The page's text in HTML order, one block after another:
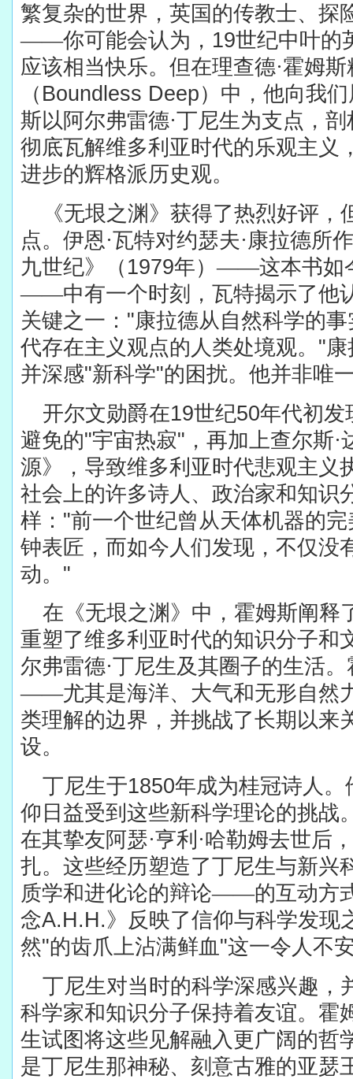
繁复杂的世界，英国的传教士、探
——你可能会认为， 19世纪中叶的
应该相当快乐。但在理查德·霍姆
（ Boundless Deep）中，他向我
斯以阿尔弗雷德·丁尼生为支点，
彻底瓦解维多利亚时代的乐观主义
进步的辉格派历史观。
《无垠之渊》获得了热烈好评
点。伊恩·瓦特对约瑟夫·康拉德所
九世纪》（ 1979年）——这本书如
——中有一个时刻，瓦特揭示了他
关键之一： "康拉德从自然科学的
代存在主义观点的人类处境观。 "
并深感"新科学"的困扰。他并非唯
开尔文勋爵在19世纪50年代初发
避免的"宇宙热寂" ，再加上查尔斯·
源》，导致维多利亚时代悲观主义
社会上的许多诗人、政治家和知识
样： "前一个世纪曾从天体机器的
钟表匠，而如今人们发现，不仅没
动。 "
在《无垠之渊》中，霍姆斯阐释
重塑了维多利亚时代的知识分子和
尔弗雷德·丁尼生及其圈子的生活
——尤其是海洋、大气和无形自然
类理解的边界，并挑战了长期以来
设。
丁尼生于1850年成为桂冠诗人
仰日益受到这些新科学理论的挑战
在其挚友阿瑟·亨利·哈勒姆去世后
扎。这些经历塑造了丁尼生与新
质学和进化论的辩论——的互动方
念A.H.H.》反映了信仰与科学发现
然"的齿爪上沾满鲜血 "这一令人不
丁尼生对当时的科学深感兴趣，
科学家和知识分子保持着友谊。霍
生试图将这些见解融入更广阔的哲
是丁尼生那神秘、刻意古雅的亚瑟